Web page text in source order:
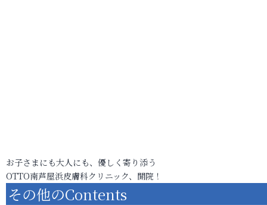
お子さまにも大人にも、優しく寄り添う
OTTO南芦屋浜皮膚科クリニック、開院！
その他のContents